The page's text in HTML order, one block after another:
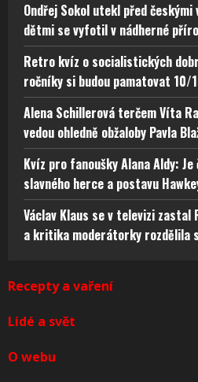
Ondřej Sokol utekl před
dětmi se vyfotil v nádherné
Retro kvíz o socialistických
ročníky si budou pamatovat 10/
Alena Schillerová terčem Víta
vedou ohledně obžaloby Pavla
Kvíz pro fanoušky Alana Aldy:
slavného herce a postavu
Václav Klaus se v televizi zastal
a kritika moderátorky rozdělila
Recepty a vaření
Lidé a svět
O webu